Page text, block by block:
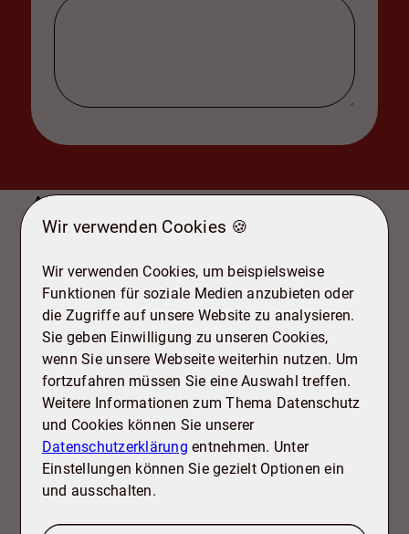
Ausstattung
- Kamin
- EBK (Halbinselküche) 2022
- Gäste-WC
- ausgebautes DG
- Teilkeller
- Terrasse
- Laminatfliesen/Vinyl 2022
- Fliesen
- Garage
- Terrassenüberdachung 2022
- Sauna 2022
-Wintergarten
Wir verwenden Cookies 🍪
Wir verwenden Cookies, um beispielsweise
Funktionen für soziale Medien anzubieten oder
die Zugriffe auf unsere Website zu analysieren.
Sie geben Einwilligung zu unseren Cookies,
wenn Sie unsere Webseite weiterhin nutzen. Um
fortzufahren müssen Sie eine Auswahl treffen.
Weitere Informationen zum Thema Datenschutz
und Cookies können Sie unserer
Datenschutzerklärung entnehmen. Unter
Einstellungen können Sie gezielt Optionen ein
und ausschalten.